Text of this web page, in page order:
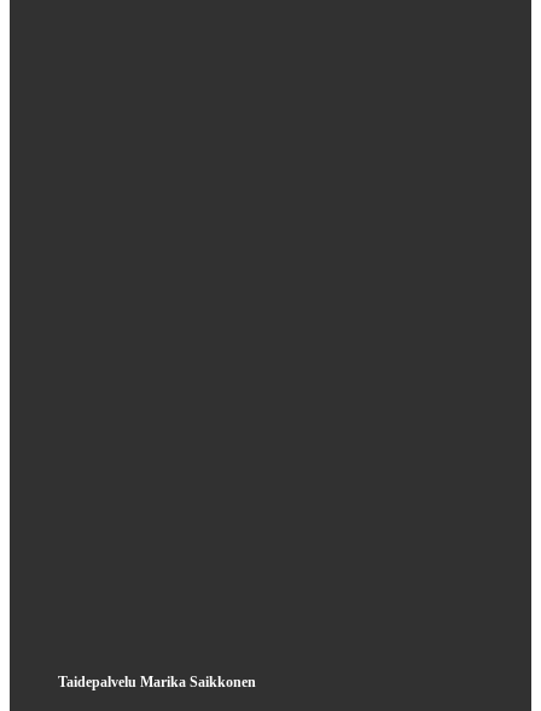
Taidepalvelu Marika Saikkonen